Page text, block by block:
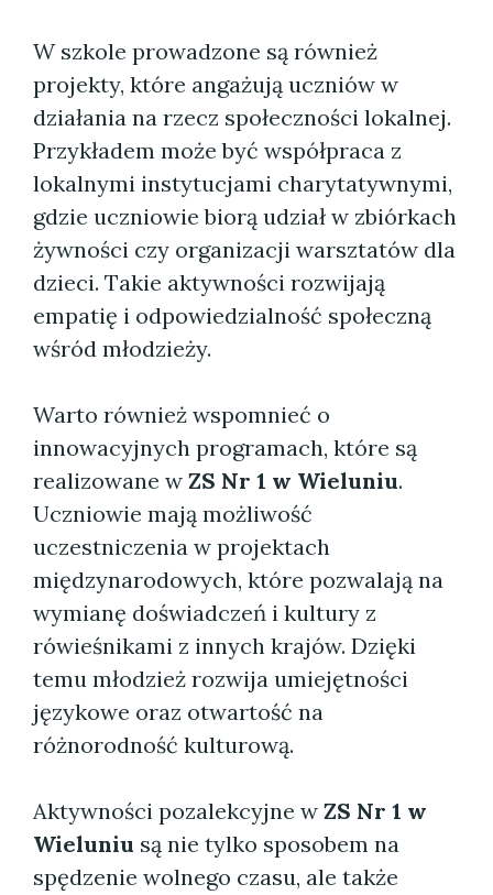
W szkole prowadzone są również
projekty, które angażują uczniów w
działania na rzecz społeczności lokalnej.
Przykładem może być współpraca z
lokalnymi instytucjami charytatywnymi,
gdzie uczniowie biorą udział w zbiórkach
żywności czy organizacji warsztatów dla
dzieci. Takie aktywności rozwijają
empatię i odpowiedzialność społeczną
wśród młodzieży.
Warto również wspomnieć o
innowacyjnych programach, które są
realizowane w ZS Nr 1 w Wieluniu.
Uczniowie mają możliwość
uczestniczenia w projektach
międzynarodowych, które pozwalają na
wymianę doświadczeń i kultury z
rówieśnikami z innych krajów. Dzięki
temu młodzież rozwija umiejętności
językowe oraz otwartość na
różnorodność kulturową.
Aktywności pozalekcyjne w ZS Nr 1 w
Wieluniu są nie tylko sposobem na
spędzenie wolnego czasu, ale także